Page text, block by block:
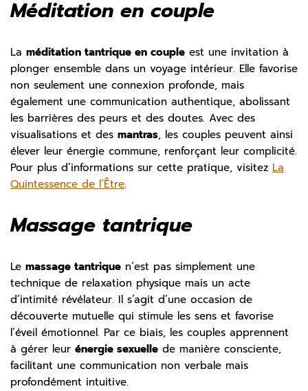
Méditation en couple
La méditation tantrique en couple est une invitation à
plonger ensemble dans un voyage intérieur. Elle favorise
non seulement une connexion profonde, mais
également une communication authentique, abolissant
les barrières des peurs et des doutes. Avec des
visualisations et des mantras, les couples peuvent ainsi
élever leur énergie commune, renforçant leur complicité.
Pour plus d’informations sur cette pratique, visitez La
Quintessence de l’Être.
Massage tantrique
Le massage tantrique n’est pas simplement une
technique de relaxation physique mais un acte
d’intimité révélateur. Il s’agit d’une occasion de
découverte mutuelle qui stimule les sens et favorise
l’éveil émotionnel. Par ce biais, les couples apprennent
à gérer leur énergie sexuelle de manière consciente,
facilitant une communication non verbale mais
profondément intuitive.